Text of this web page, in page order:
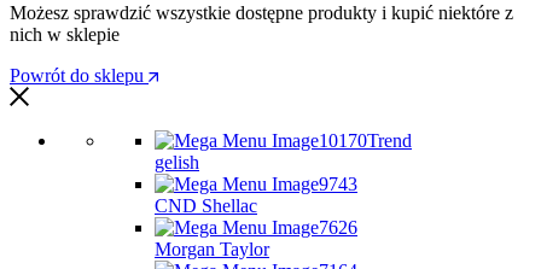
Możesz sprawdzić wszystkie dostępne produkty i kupić niektóre z
nich w sklepie
Powrót do sklepu
Trend
gelish
CND Shellac
Morgan Taylor